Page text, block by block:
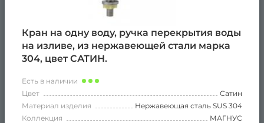
Кран на одну воду, ручка перекрытия воды
на изливе, из нержавеющей стали марка
304, цвет САТИН.
Есть в наличии
Цвет
Сатин
Материал изделия
Нержавеющая сталь SUS 304
Коллекция
МАГНУС